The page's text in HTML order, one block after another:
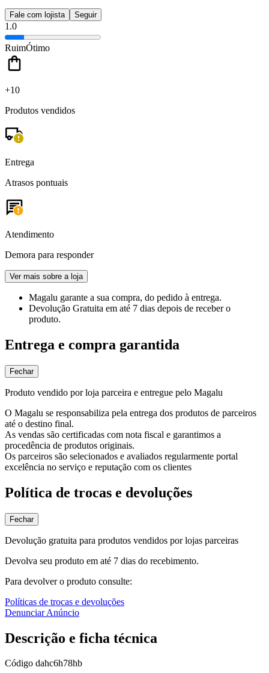
Fale com lojista Seguir
1.0
RuimÓtimo
+10
Produtos vendidos
Entrega
Atrasos pontuais
Atendimento
Demora para responder
Ver mais sobre a loja
Magalu garante a sua compra, do pedido à entrega.
Devolução Gratuita em até 7 dias depois de receber o
produto.
Entrega e compra garantida
Fechar
Produto vendido por loja parceira e entregue pelo Magalu
O Magalu se responsabiliza pela entrega dos produtos de parceiros
até o destino final.
As vendas são certificadas com nota fiscal e garantimos a
procedência de produtos originais.
Os parceiros são selecionados e avaliados regularmente portal
excelência no serviço e reputação com os clientes
Política de trocas e devoluções
Fechar
Devolução gratuita para produtos vendidos por lojas parceiras
Devolva seu produto em até 7 dias do recebimento.
Para devolver o produto consulte:
Políticas de trocas e devoluções
Denunciar Anúncio
Descrição e ficha técnica
Código dahc6h78hb